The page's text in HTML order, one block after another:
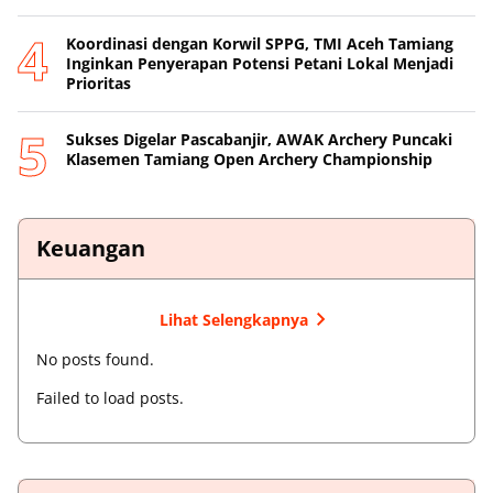
Koordinasi dengan Korwil SPPG, TMI Aceh Tamiang
Inginkan Penyerapan Potensi Petani Lokal Menjadi
Prioritas
Sukses Digelar Pascabanjir, AWAK Archery Puncaki
Klasemen Tamiang Open Archery Championship
Keuangan
Lihat Selengkapnya
No posts found.
Failed to load posts.